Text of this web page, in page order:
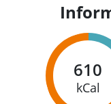
610
kCal